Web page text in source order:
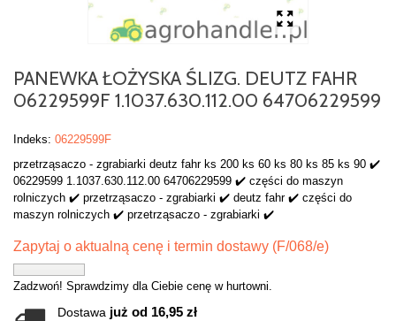
PANEWKA ŁOŻYSKA ŚLIZG. DEUTZ FAHR
06229599F 1.1037.630.112.00 64706229599
Indeks: 06229599F
przetrząsaczo - zgrabiarki deutz fahr ks 200 ks 60 ks 80 ks 85 ks 90 ✔️
06229599 1.1037.630.112.00 64706229599 ✔️ części do maszyn
rolniczych ✔️ przetrząsaczo - zgrabiarki ✔️ deutz fahr ✔️ części do
maszyn rolniczych ✔️ przetrząsaczo - zgrabiarki ✔️
Zapytaj o aktualną cenę i termin dostawy (F/068/e)
Zadzwoń! Sprawdzimy dla Ciebie cenę w hurtowni.
Dostawa już od 16,95 zł